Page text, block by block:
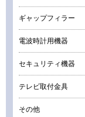
ギャップフィラー
電波時計用機器
セキュリティ機器
テレビ取付金具
その他